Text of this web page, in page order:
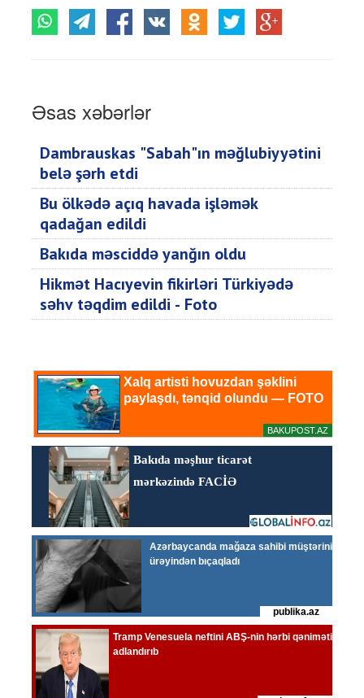
Əsas xəbərlər
Dambrauskas "Sabah"ın məğlubiyyətini
belə şərh etdi
Bu ölkədə açıq havada işləmək
qadağan edildi
Bakıda məsciddə yanğın oldu
Hikmət Hacıyevin fikirləri Türkiyədə
səhv təqdim edildi - Foto